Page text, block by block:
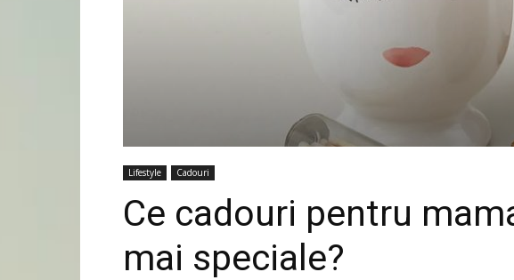
Lifestyle Cadouri
Ce cadouri pentru
mai speciale?